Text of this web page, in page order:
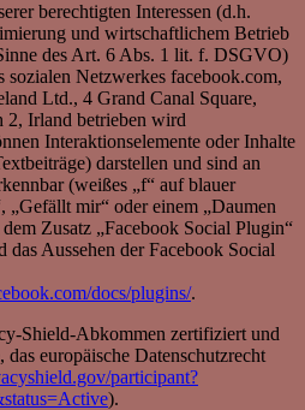
berechtigten Interessen (d.h.
und wirtschaftlichem Betrieb
des Art. 6 Abs. 1 lit. f. DSGVO)
sozialen Netzwerkes facebook.com,
Ltd., 4 Grand Canal Square,
2, Irland betrieben wird
Interaktionselemente oder Inhalte
darstellen und sind an
(weißes „f“ auf blauer
mir“ oder einem „Daumen
Zusatz „Facebook Social Plugin“
Aussehen der Facebook Social
docs/plugins/.
Shield-Abkommen zertifiziert und
europäische Datenschutzrecht
participant?
).